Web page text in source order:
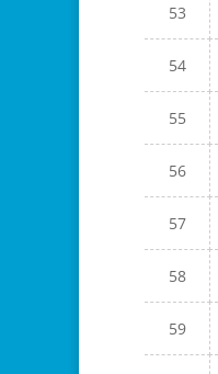
53
54
55
56
57
58
59